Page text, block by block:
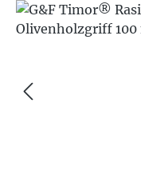
Bildergalerie